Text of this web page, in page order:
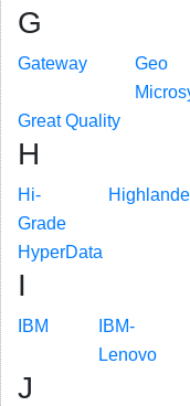
G
Gateway
Geo
Great Quality
H
Hi-
Grade
HyperData
I
IBM
IBM-
Lenovo
J